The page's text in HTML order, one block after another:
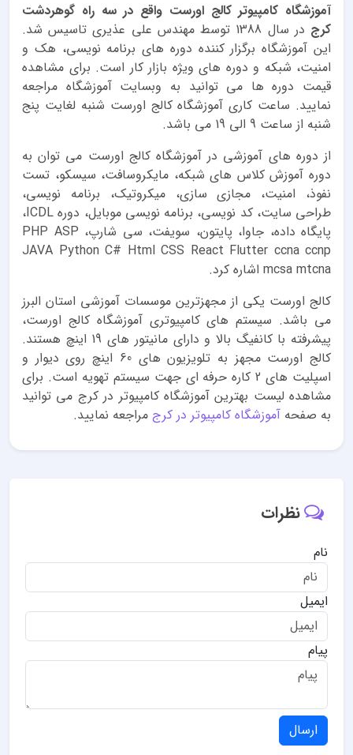
آموزشگاه کامپیوتر کالج اورست واقع در سه راه گوهردشت
کرج
در سال 1388 توسط مهندس علی عذیری تاسیس شد.
این آموزشگاه برگزار کننده دوره های برنامه نویسی، هک و
امنیت، شبکه و دوره های ویژه بازار کار است. برای مشاهده
قیمت دوره ها می توانید به وبسایت آموزشگاه مراجعه
نمایید. ساعت کاری آموزشگاه کالج اورست شنبه لغایت پنج
شنبه از ساعت 9 الی 19 می باشد.
از دوره های آموزشی در آموزشگاه کالج اورست می توان به
دوره آموزش کلاس های شبکه، مایکروسافت، سیسکو، تست
نفوذ، امنیت، مجازی سازی، میکروتیک، برنامه نویسی،
طراحی سایت، کد نویسی، برنامه نویسی موبایل، دوره ICDL،
پایگاه داده، جاوا، پایتون، سویفت، سی شارپ، PHP ASP
JAVA Python C# Html CSS React Flutter ccna ccnp
mcsa mtcna اشاره کرد.
کالج اورست یکی از مجهزترین موسسات آموزشی استان البرز
می باشد. سیستم های کامپیوتری آموزشگاه کالج اورست،
پیشرفته با کانفیگ بالا و دارای مانیتور های 19 اینچ هستند.
کالج اورست مجهز به تلویزیون های 60 اینچ روی دیوار و
اسپلیت های 2 کاره حرفه ای جهت سیستم تهویه است. برای
مشاهده لیست بهترین آموزشگاه کامپیوتر در کرج می توانید
به صفحه آموزشگاه کامپیوتر در کرج مراجعه نمایید.
نظرات
نام
ایمیل
پیام
ارسال